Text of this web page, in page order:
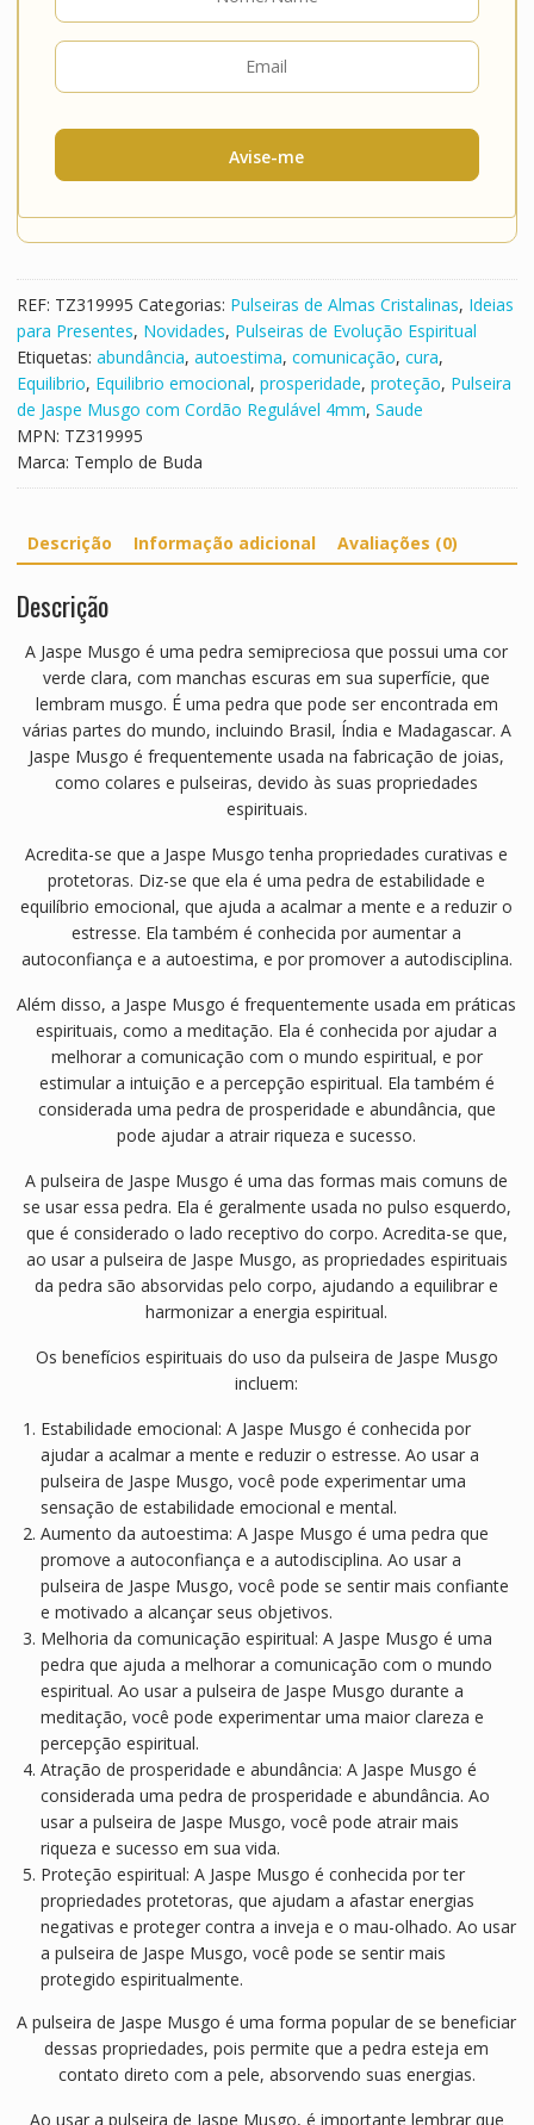
Avise-me
REF: TZ319995 Categorias: Pulseiras de Almas Cristalinas, Ideias
para Presentes, Novidades, Pulseiras de Evolução Espiritual
Etiquetas: abundância, autoestima, comunicação, cura,
Equilibrio, Equilibrio emocional, prosperidade, proteção, Pulseira
de Jaspe Musgo com Cordão Regulável 4mm, Saude
MPN: TZ319995
Marca: Templo de Buda
Descrição Informação adicional Avaliações (0)
Descrição
A Jaspe Musgo é uma pedra semipreciosa que possui uma cor
verde clara, com manchas escuras em sua superfície, que
lembram musgo. É uma pedra que pode ser encontrada em
várias partes do mundo, incluindo Brasil, Índia e Madagascar. A
Jaspe Musgo é frequentemente usada na fabricação de joias,
como colares e pulseiras, devido às suas propriedades
espirituais.
Acredita-se que a Jaspe Musgo tenha propriedades curativas e
protetoras. Diz-se que ela é uma pedra de estabilidade e
equilíbrio emocional, que ajuda a acalmar a mente e a reduzir o
estresse. Ela também é conhecida por aumentar a
autoconfiança e a autoestima, e por promover a autodisciplina.
Além disso, a Jaspe Musgo é frequentemente usada em práticas
espirituais, como a meditação. Ela é conhecida por ajudar a
melhorar a comunicação com o mundo espiritual, e por
estimular a intuição e a percepção espiritual. Ela também é
considerada uma pedra de prosperidade e abundância, que
pode ajudar a atrair riqueza e sucesso.
A pulseira de Jaspe Musgo é uma das formas mais comuns de
se usar essa pedra. Ela é geralmente usada no pulso esquerdo,
que é considerado o lado receptivo do corpo. Acredita-se que,
ao usar a pulseira de Jaspe Musgo, as propriedades espirituais
da pedra são absorvidas pelo corpo, ajudando a equilibrar e
harmonizar a energia espiritual.
Os benefícios espirituais do uso da pulseira de Jaspe Musgo
incluem:
Estabilidade emocional: A Jaspe Musgo é conhecida por
ajudar a acalmar a mente e reduzir o estresse. Ao usar a
pulseira de Jaspe Musgo, você pode experimentar uma
sensação de estabilidade emocional e mental.
Aumento da autoestima: A Jaspe Musgo é uma pedra que
promove a autoconfiança e a autodisciplina. Ao usar a
pulseira de Jaspe Musgo, você pode se sentir mais confiante
e motivado a alcançar seus objetivos.
Melhoria da comunicação espiritual: A Jaspe Musgo é uma
pedra que ajuda a melhorar a comunicação com o mundo
espiritual. Ao usar a pulseira de Jaspe Musgo durante a
meditação, você pode experimentar uma maior clareza e
percepção espiritual.
Atração de prosperidade e abundância: A Jaspe Musgo é
considerada uma pedra de prosperidade e abundância. Ao
usar a pulseira de Jaspe Musgo, você pode atrair mais
riqueza e sucesso em sua vida.
Proteção espiritual: A Jaspe Musgo é conhecida por ter
propriedades protetoras, que ajudam a afastar energias
negativas e proteger contra a inveja e o mau-olhado. Ao usar
a pulseira de Jaspe Musgo, você pode se sentir mais
protegido espiritualmente.
A pulseira de Jaspe Musgo é uma forma popular de se beneficiar
dessas propriedades, pois permite que a pedra esteja em
contato direto com a pele, absorvendo suas energias.
Ao usar a pulseira de Jaspe Musgo, é importante lembrar que